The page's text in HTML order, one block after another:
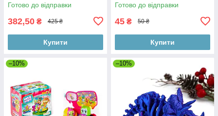
Готово до відправки
382,50 ₴ 425 ₴
Купити
Готово до відправки
45 ₴ 50 ₴
Купити
–10% –10%